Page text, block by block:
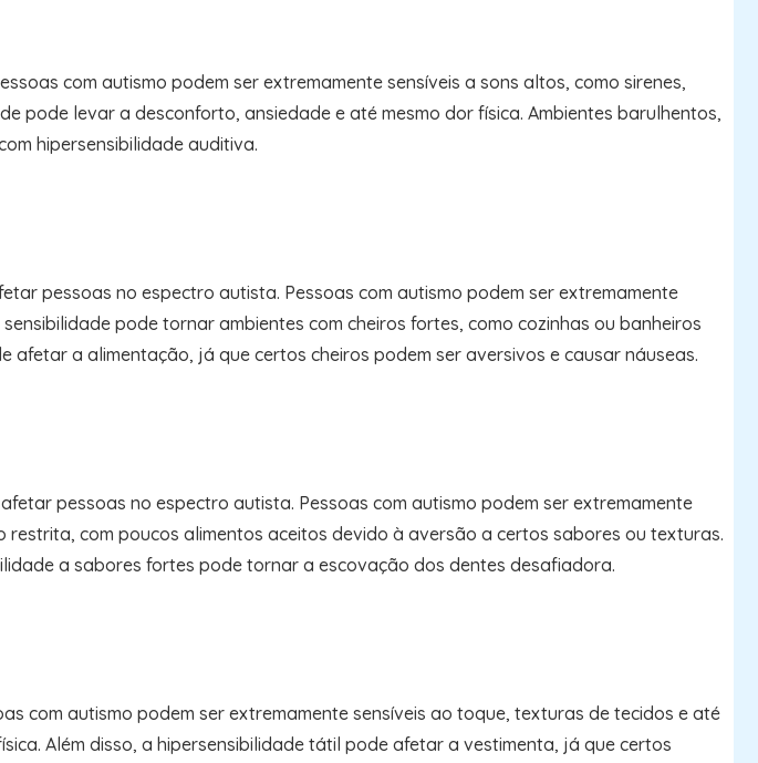
com autismo podem ser extremamente sensíveis a sons altos, como sirenes,
pode levar a desconforto, ansiedade e até mesmo dor física. Ambientes barulhentos,
hipersensibilidade auditiva.
pessoas no espectro autista. Pessoas com autismo podem ser extremamente
pode tornar ambientes com cheiros fortes, como cozinhas ou banheiros
a alimentação, já que certos cheiros podem ser aversivos e causar náuseas.
pessoas no espectro autista. Pessoas com autismo podem ser extremamente
com poucos alimentos aceitos devido à aversão a certos sabores ou texturas.
a sabores fortes pode tornar a escovação dos dentes desafiadora.
com autismo podem ser extremamente sensíveis ao toque, texturas de tecidos e até
Além disso, a hipersensibilidade tátil pode afetar a vestimenta, já que certos